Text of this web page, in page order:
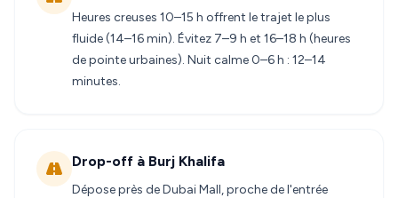
Heures creuses 10–15 h offrent le trajet le plus
fluide (14–16 min). Évitez 7–9 h et 16–18 h (heures
de pointe urbaines). Nuit calme 0–6 h : 12–14
minutes.
Drop-off à Burj Khalifa
Dépose près de Dubai Mall, proche de l'entrée